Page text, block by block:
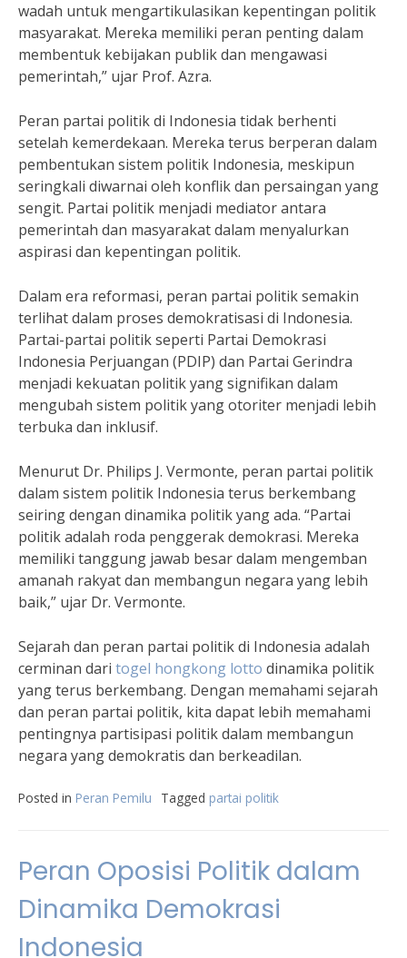
wadah untuk mengartikulasikan kepentingan politik
masyarakat. Mereka memiliki peran penting dalam
membentuk kebijakan publik dan mengawasi
pemerintah,” ujar Prof. Azra.
Peran partai politik di Indonesia tidak berhenti
setelah kemerdekaan. Mereka terus berperan dalam
pembentukan sistem politik Indonesia, meskipun
seringkali diwarnai oleh konflik dan persaingan yang
sengit. Partai politik menjadi mediator antara
pemerintah dan masyarakat dalam menyalurkan
aspirasi dan kepentingan politik.
Dalam era reformasi, peran partai politik semakin
terlihat dalam proses demokratisasi di Indonesia.
Partai-partai politik seperti Partai Demokrasi
Indonesia Perjuangan (PDIP) dan Partai Gerindra
menjadi kekuatan politik yang signifikan dalam
mengubah sistem politik yang otoriter menjadi lebih
terbuka dan inklusif.
Menurut Dr. Philips J. Vermonte, peran partai politik
dalam sistem politik Indonesia terus berkembang
seiring dengan dinamika politik yang ada. “Partai
politik adalah roda penggerak demokrasi. Mereka
memiliki tanggung jawab besar dalam mengemban
amanah rakyat dan membangun negara yang lebih
baik,” ujar Dr. Vermonte.
Sejarah dan peran partai politik di Indonesia adalah
cerminan dari togel hongkong lotto dinamika politik
yang terus berkembang. Dengan memahami sejarah
dan peran partai politik, kita dapat lebih memahami
pentingnya partisipasi politik dalam membangun
negara yang demokratis dan berkeadilan.
Posted in Peran Pemilu Tagged partai politik
Peran Oposisi Politik dalam
Dinamika Demokrasi
Indonesia